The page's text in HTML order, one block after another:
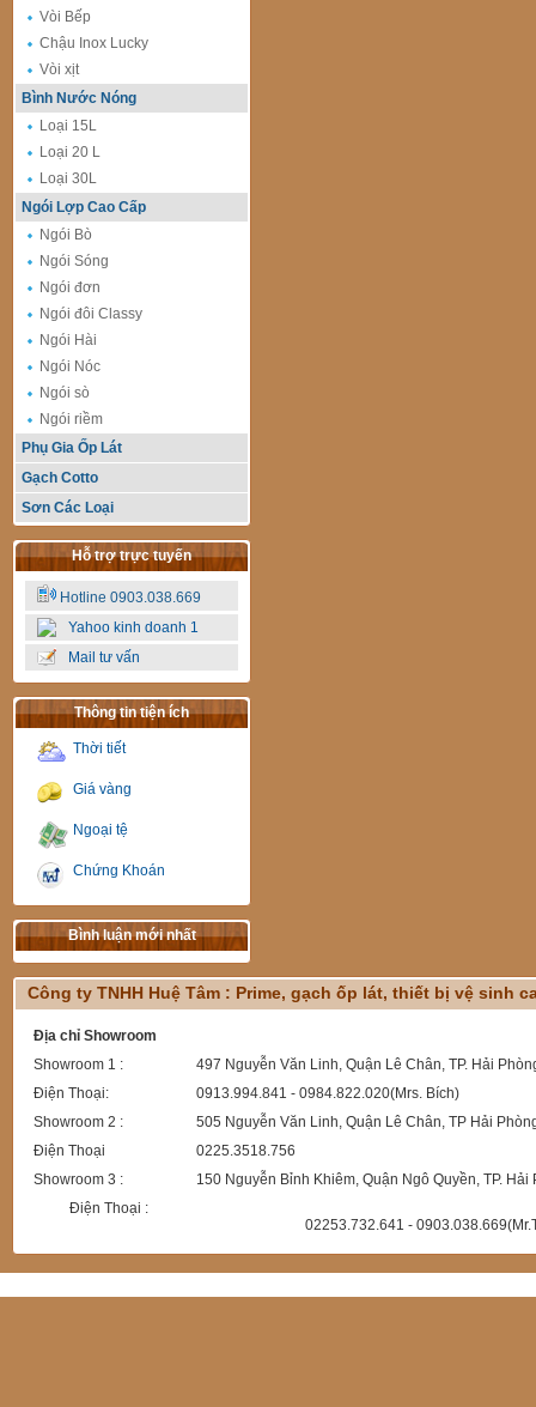
Vòi Bếp
Chậu Inox Lucky
Vòi xịt
Bình Nước Nóng
Loại 15L
Loại 20 L
Loại 30L
Ngói Lợp Cao Cấp
Ngói Bò
Ngói Sóng
Ngói đơn
Ngói đôi Classy
Ngói Hài
Ngói Nóc
Ngói sò
Ngói riềm
Phụ Gia Ốp Lát
Gạch Cotto
Sơn Các Loại
Hỗ trợ trực tuyến
Hotline 0903.038.669
Yahoo kinh doanh 1
Mail tư vấn
Thông tin tiện ích
Thời tiết
Giá vàng
Ngoại tệ
Chứng Khoán
Bình luận mới nhất
Công ty TNHH Huệ Tâm : Prime, gạch ốp lát, thiết bị vệ
Địa chỉ Showroom
Showroom 1 :
497 Nguyễn Văn Linh, Quận Lê Chân, TP. Hải
Điện Thoại:
0913.994.841 - 0984.822.020(Mrs. Bích)
Showroom 2 :
505 Nguyễn Văn Linh, Quận Lê Chân, TP Hải
Điện Thoại
0225.3518.756
Showroom 3 :
150 Nguyễn Bỉnh Khiêm, Quận Ngô Quyền, TP. Hải
Điện Thoại :
02253.732.641 -